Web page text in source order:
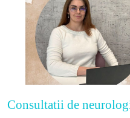
Consultatii de